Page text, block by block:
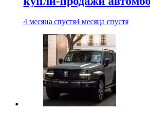
4 месяца спустя4 месяца спустя